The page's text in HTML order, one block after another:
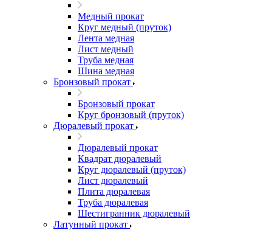
Медный прокат
Круг медный (пруток)
Лента медная
Лист медный
Труба медная
Шина медная
Бронзовый прокат
Бронзовый прокат
Круг бронзовый (пруток)
Дюралевый прокат
Дюралевый прокат
Квадрат дюралевый
Круг дюралевый (пруток)
Лист дюралевый
Плита дюралевая
Труба дюралевая
Шестигранник дюралевый
Латунный прокат